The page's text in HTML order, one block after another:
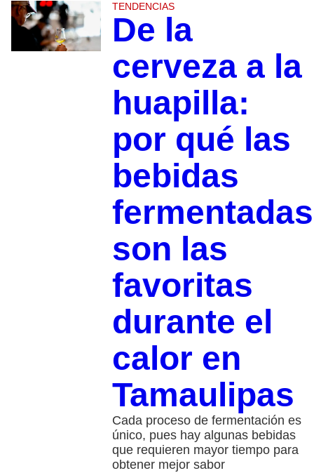
TENDENCIAS
De la
cerveza a la
huapilla:
por qué las
bebidas
fermentadas
son las
favoritas
durante el
calor en
Tamaulipas
Cada proceso de fermentación es
único, pues hay algunas bebidas
que requieren mayor tiempo para
obtener mejor sabor